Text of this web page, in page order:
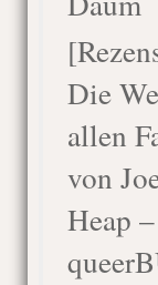
Die
allen
von
Heap –